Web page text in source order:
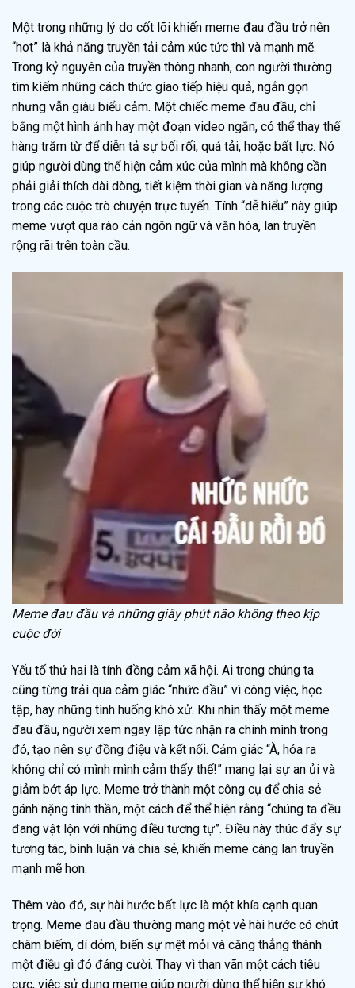
Một trong những lý do cốt lõi khiến meme đau đầu trở nên
“hot” là khả năng truyền tải cảm xúc tức thì và mạnh mẽ.
Trong kỷ nguyên của truyền thông nhanh, con người thường
tìm kiếm những cách thức giao tiếp hiệu quả, ngắn gọn
nhưng vẫn giàu biểu cảm. Một chiếc meme đau đầu, chỉ
bằng một hình ảnh hay một đoạn video ngắn, có thể thay thế
hàng trăm từ để diễn tả sự bối rối, quá tải, hoặc bất lực. Nó
giúp người dùng thể hiện cảm xúc của mình mà không cần
phải giải thích dài dòng, tiết kiệm thời gian và năng lượng
trong các cuộc trò chuyện trực tuyến. Tính “dễ hiểu” này giúp
meme vượt qua rào cản ngôn ngữ và văn hóa, lan truyền
rộng rãi trên toàn cầu.
Meme đau đầu và những giây phút não không theo kịp
cuộc đời
Yếu tố thứ hai là tính đồng cảm xã hội. Ai trong chúng ta
cũng từng trải qua cảm giác “nhức đầu” vì công việc, học
tập, hay những tình huống khó xử. Khi nhìn thấy một meme
đau đầu, người xem ngay lập tức nhận ra chính mình trong
đó, tạo nên sự đồng điệu và kết nối. Cảm giác “À, hóa ra
không chỉ có mình mình cảm thấy thế!” mang lại sự an ủi và
giảm bớt áp lực. Meme trở thành một công cụ để chia sẻ
gánh nặng tinh thần, một cách để thể hiện rằng “chúng ta đều
đang vật lộn với những điều tương tự”. Điều này thúc đẩy sự
tương tác, bình luận và chia sẻ, khiến meme càng lan truyền
mạnh mẽ hơn.
Thêm vào đó, sự hài hước bất lực là một khía cạnh quan
trọng. Meme đau đầu thường mang một vẻ hài hước có chút
châm biếm, dí dỏm, biến sự mệt mỏi và căng thẳng thành
một điều gì đó đáng cười. Thay vì than vãn một cách tiêu
cực, việc sử dụng meme giúp người dùng thể hiện sự khó